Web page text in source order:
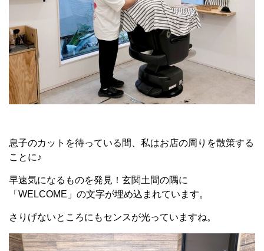
息子のカットを待っている間、私はお店の周りを散策する
ことに♪
早速気になるものを発見！玄関土間の隅に
「WELCOME」の文字が埋め込まれています。
さりげないところにもセンスが光っていますね。